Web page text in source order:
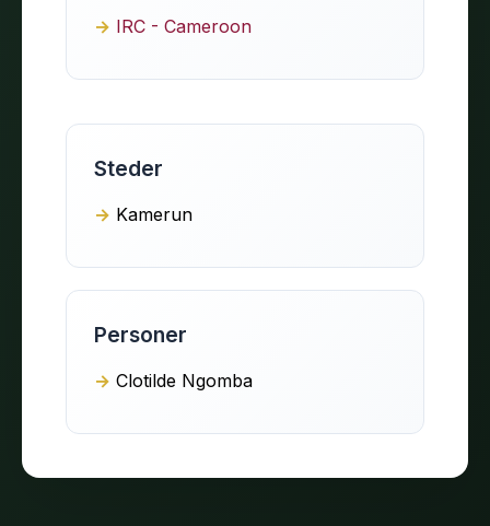
IRC - Cameroon
Steder
Kamerun
Personer
Clotilde Ngomba